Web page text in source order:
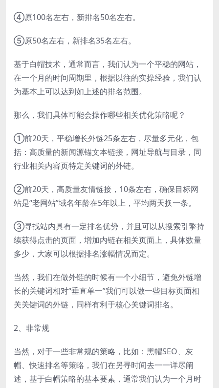
④原100名左右，新排名50名左右。
⑤原50名左右，新排名35名左右。
基于白帽技术，通常而言，我们认为一个平稳的网站，
在一个月的时间周期里，根据以往的实操经验，我们认
为基本上可以达到如上述的排名范围。
那么，我们具体可能会操作哪些相关优化策略呢？
①前20天，平稳增长外链25条左右，尽量多元化，包
括：高质量的新闻源锚文本链接，网址导航与目录，同
行业相关内容页特定关键词的外链。
②前20天，高质量友情链接，10条左右，确保目标网
站是“老网站”域名年龄在5年以上，平均两天换一条。
③寻找站内具有一定排名优势，并且可以从搜索引擎持
续获得点击的页面，增加内链在相关页面上，具体数量
多少，大家可以根据排名涨幅情况而定。
当然，我们在做外链的时候有一个小细节，避免外链增
长的关键词相对“垂直单一”我们可以做一些目标页面相
关关键词的外链，同样有利于核心关键词排名。
2、非常规
当然，对于一些非常规的策略，比如：黑帽SEO、灰
帽、快速排名等策略，我们在另寻时间去一一详尽阐
述，基于白帽策略的基本要素，通常我们认为一个月时